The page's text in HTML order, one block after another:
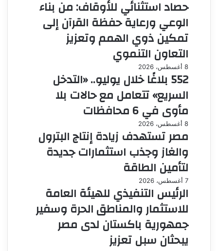
حصاد استثنائي للأوقاف: من بناء
الوعي ورعاية حفظة القرآن إلى
تمكين ذوي الهمم وتعزيز
التعاون التنموي
8 أغسطس، 2026
552 بلاغًا خلال يوليو.. «التدخل
السريع» تتعامل مع حالات بلا
مأوى في 6 محافظات
8 أغسطس، 2026
مصر تستهدف زيادة إنتاج البترول
والغاز وجذب استثمارات جديدة
لتأمين الطاقة
7 أغسطس، 2026
الرئيس التنفيذي للهيئة العامة
للاستثمار والمناطق الحرة وسفير
جمهورية باكستان لدى مصر
يبحثان سبل تعزيز